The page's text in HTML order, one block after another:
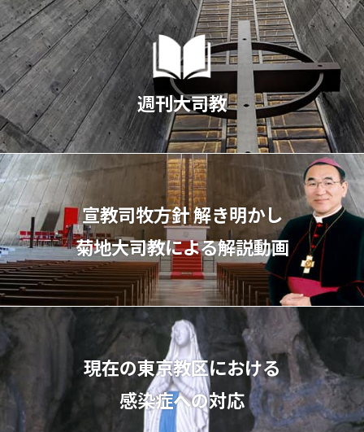
週刊大司教
宣教司牧⽅針 解き明かし
菊地⼤司教による解説動画
現在の東京教区における
感染症への対応